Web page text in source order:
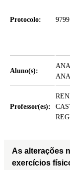
Protocolo: 9799
Aluno(s):
Professor(es):
As alterações
exercícios